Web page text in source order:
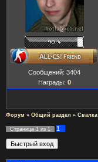
Сообщений: 3404
Награды: 0
Форум » Общий раздел » Свалка
Страница 1 из 1
1